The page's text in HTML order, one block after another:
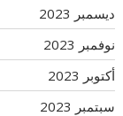
ديسمبر 2023
نوفمبر 2023
أكتوبر 2023
سبتمبر 2023